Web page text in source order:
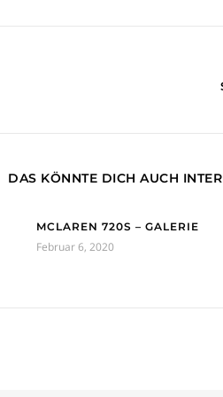
DAS KÖNNTE DICH AUCH
MCLAREN 720S – GALERIE
Februar 6, 2020